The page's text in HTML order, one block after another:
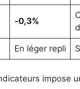
‑0,3%
En léger repli
impose